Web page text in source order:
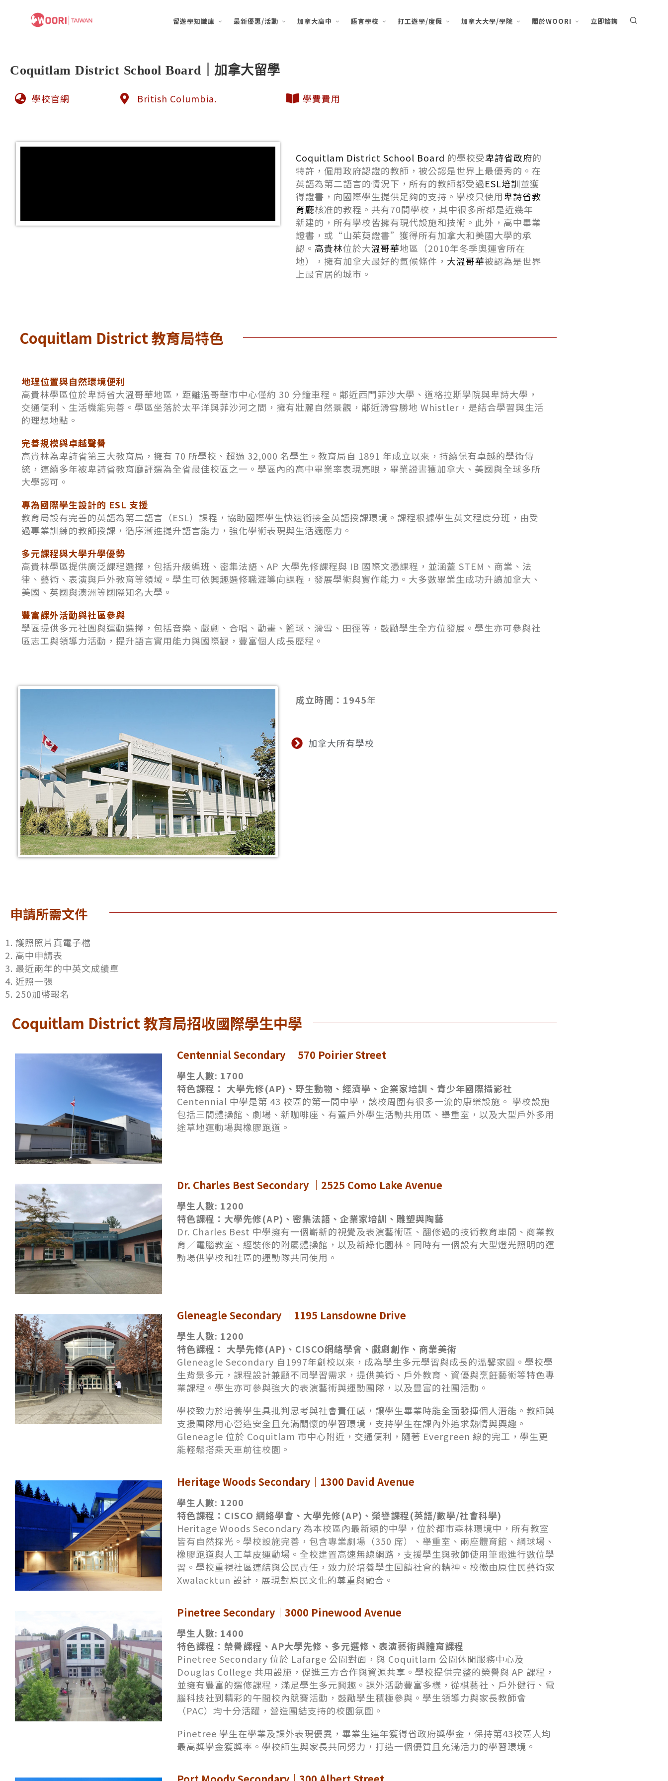
留遊學知識庫 最新優惠/活動 加拿大高中 語言學校 打工遊學/度假 加拿大大學/學院 關於WOORI 立即諮詢
Coquitlam District School Board｜加拿大留學
學校官網 British Columbia. 學費費用
Coquitlam District School Board 的學校受卑詩省政府的
特許，僱用政府認證的教師，被公認是世界上最優秀的。在
英語為第二語言的情況下，所有的教師都受過ESL培訓並獲
得證書，向國際學生提供足夠的支持。學校只使用卑詩省教
育廳核准的教程。共有70間學校，其中很多所都是近幾年
新建的，所有學校皆擁有現代設施和技術。此外，高中畢業
證書，或“山茱萸證書”獲得所有加拿大和美國大學的承
認。 高貴林位於大溫哥華地區（2010年冬季奧運會所在
地），擁有加拿大最好的氣候條件， 大溫哥華被認為是世界
上最宜居的城市。
Coquitlam District 教育局特色
地理位置與自然環境便利
高貴林學區位於卑詩省大溫哥華地區，距離溫哥華市中心僅約 30 分鐘車程。鄰近西門菲沙大學、道格拉斯學院與卑詩大學，
交通便利、生活機能完善。學區坐落於太平洋與菲沙河之間，擁有壯麗自然景觀，鄰近滑雪勝地 Whistler，是結合學習與生活
的理想地點。
完善規模與卓越聲譽
高貴林為卑詩省第三大教育局，擁有 70 所學校、超過 32,000 名學生。教育局自 1891 年成立以來，持續保有卓越的學術傳
統，連續多年被卑詩省教育廳評選為全省最佳校區之一。學區內的高中畢業率表現亮眼，畢業證書獲加拿大、美國與全球多所
大學認可。
專為國際學生設計的 ESL 支援
教育局設有完善的英語為第二語言（ESL）課程，協助國際學生快速銜接全英語授課環境。課程根據學生英文程度分班，由受
過專業訓練的教師授課，循序漸進提升語言能力，強化學術表現與生活適應力。
多元課程與大學升學優勢
高貴林學區提供廣泛課程選擇，包括升級編班、密集法語、AP 大學先修課程與 IB 國際文憑課程，並涵蓋 STEM、商業、法
律、藝術、表演與戶外教育等領域。學生可依興趣選修職涯導向課程，發展學術與實作能力。大多數畢業生成功升讀加拿大、
美國、英國與澳洲等國際知名大學。
豐富課外活動與社區參與
學區提供多元社團與運動選擇，包括音樂、戲劇、合唱、動畫、籃球、滑雪、田徑等，鼓勵學生全方位發展。學生亦可參與社
區志工與領導力活動，提升語言實用能力與國際觀，豐富個人成長歷程。
成立時間：1945年
加拿大所有學校
申請所需文件
1. 護照照片真電子檔
2. 高中申請表
3. 最近兩年的中英文成績單
4. 近照一張
5. 250加幣報名
Coquitlam District 教育局招收國際學生中學
Centennial Secondary ｜570 Poirier Street
學生人數: 1700
特色課程： 大學先修(AP)、野生動物、經濟學、企業家培訓、青少年國際攝影社
Centennial 中學是第 43 校區的第一間中學，該校周圍有很多一流的康樂設施。 學校設施
包括三間體操館、劇場、新咖啡座、有蓋戶外學生活動共用區、舉重室，以及大型戶外多用
途草地運動場與橡膠跑道。
Dr. Charles Best Secondary ｜2525 Como Lake Avenue
學生人數: 1200
特色課程：大學先修(AP)、密集法語、企業家培訓、雕塑與陶藝
Dr. Charles Best 中學擁有一個嶄新的視覺及表演藝術區、翻修過的技術教育車間、商業教
育／電腦教室、經裝修的附屬體操館，以及新綠化園林。同時有一個設有大型燈光照明的運
動場供學校和社區的運動隊共同使用。
Gleneagle Secondary ｜1195 Lansdowne Drive
學生人數: 1200
特色課程： 大學先修(AP)、CISCO網絡學會、戲劇創作、商業美術
Gleneagle Secondary 自1997年創校以來，成為學生多元學習與成長的溫馨家園。學校學
生背景多元，課程設計兼顧不同學習需求，提供美術、戶外教育、資優與烹飪藝術等特色專
業課程。學生亦可參與強大的表演藝術與運動團隊，以及豐富的社團活動。
學校致力於培養學生具批判思考與社會責任感，讓學生畢業時能全面發揮個人潛能。教師與
支援團隊用心營造安全且充滿關懷的學習環境，支持學生在課內外追求熱情與興趣。
Gleneagle 位於 Coquitlam 市中心附近，交通便利，隨著 Evergreen 線的完工，學生更
能輕鬆搭乘天車前往校園。
Heritage Woods Secondary｜ 1300 David Avenue
學生人數: 1200
特色課程：CISCO 網絡學會、大學先修(AP)、榮譽課程(英語/數學/社會科學)
Heritage Woods Secondary 為本校區內最新穎的中學，位於都市森林環境中，所有教室
皆有自然採光。學校設施完善，包含專業劇場（350 席）、舉重室、兩座體育館、網球場、
橡膠跑道與人工草皮運動場。全校建置高速無線網路，支援學生與教師使用筆電進行數位學
習。學校重視社區連結與公民責任，致力於培養學生回饋社會的精神。校徽由原住民藝術家
Xwalacktun 設計，展現對原民文化的尊重與融合。
Pinetree Secondary｜3000 Pinewood Avenue
學生人數: 1400
特色課程：榮譽課程、AP大學先修、多元選修、表演藝術與體育課程
Pinetree Secondary 位於 Lafarge 公園對面，與 Coquitlam 公園休閒服務中心及
Douglas College 共用設施，促進三方合作與資源共享。學校提供完整的榮譽與 AP 課程，
並擁有豐富的選修課程，滿足學生多元興趣。課外活動豐富多樣，從棋藝社、戶外健行、電
腦科技社到精彩的午間校內競賽活動，鼓勵學生積極參與。學生領導力與家長教師會
（PAC）均十分活躍，營造團結支持的校園氛圍。
Pinetree 學生在學業及課外表現優異，畢業生連年獲得省政府獎學金，保持第43校區人均
最高獎學金獲獎率。學校師生與家長共同努力，打造一個優質且充滿活力的學習環境。